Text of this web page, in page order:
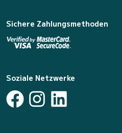
Sichere Zahlungsmethoden
Soziale Netzwerke